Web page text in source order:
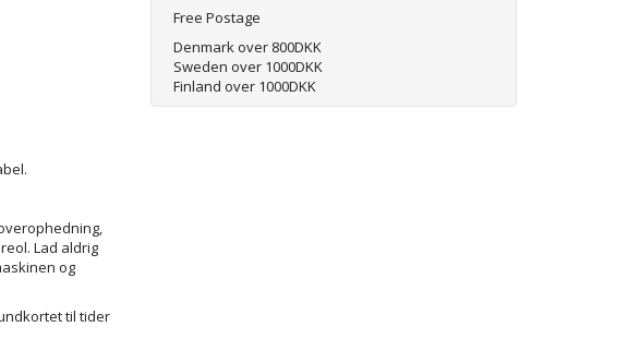
Lad aldrig
og
til tider
Free Postage
Denmark over 800DKK
Sweden over 1000DKK
Finland over 1000DKK